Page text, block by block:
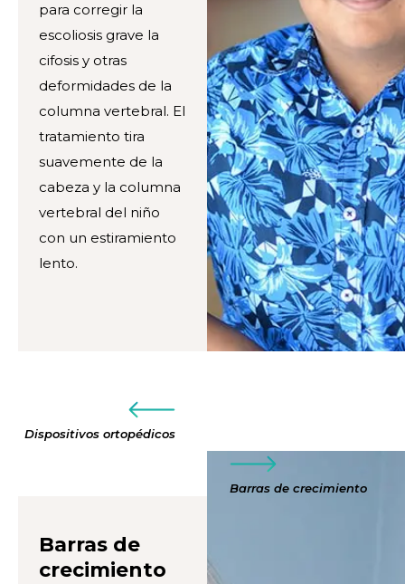
para corregir la
escoliosis grave la
cifosis y otras
deformidades de la
columna vertebral. El
tratamiento tira
suavemente de la
cabeza y la columna
vertebral del niño
con un estiramiento
lento.
Dispositivos ortopédicos
Barras de crecimiento
Barras de
crecimiento